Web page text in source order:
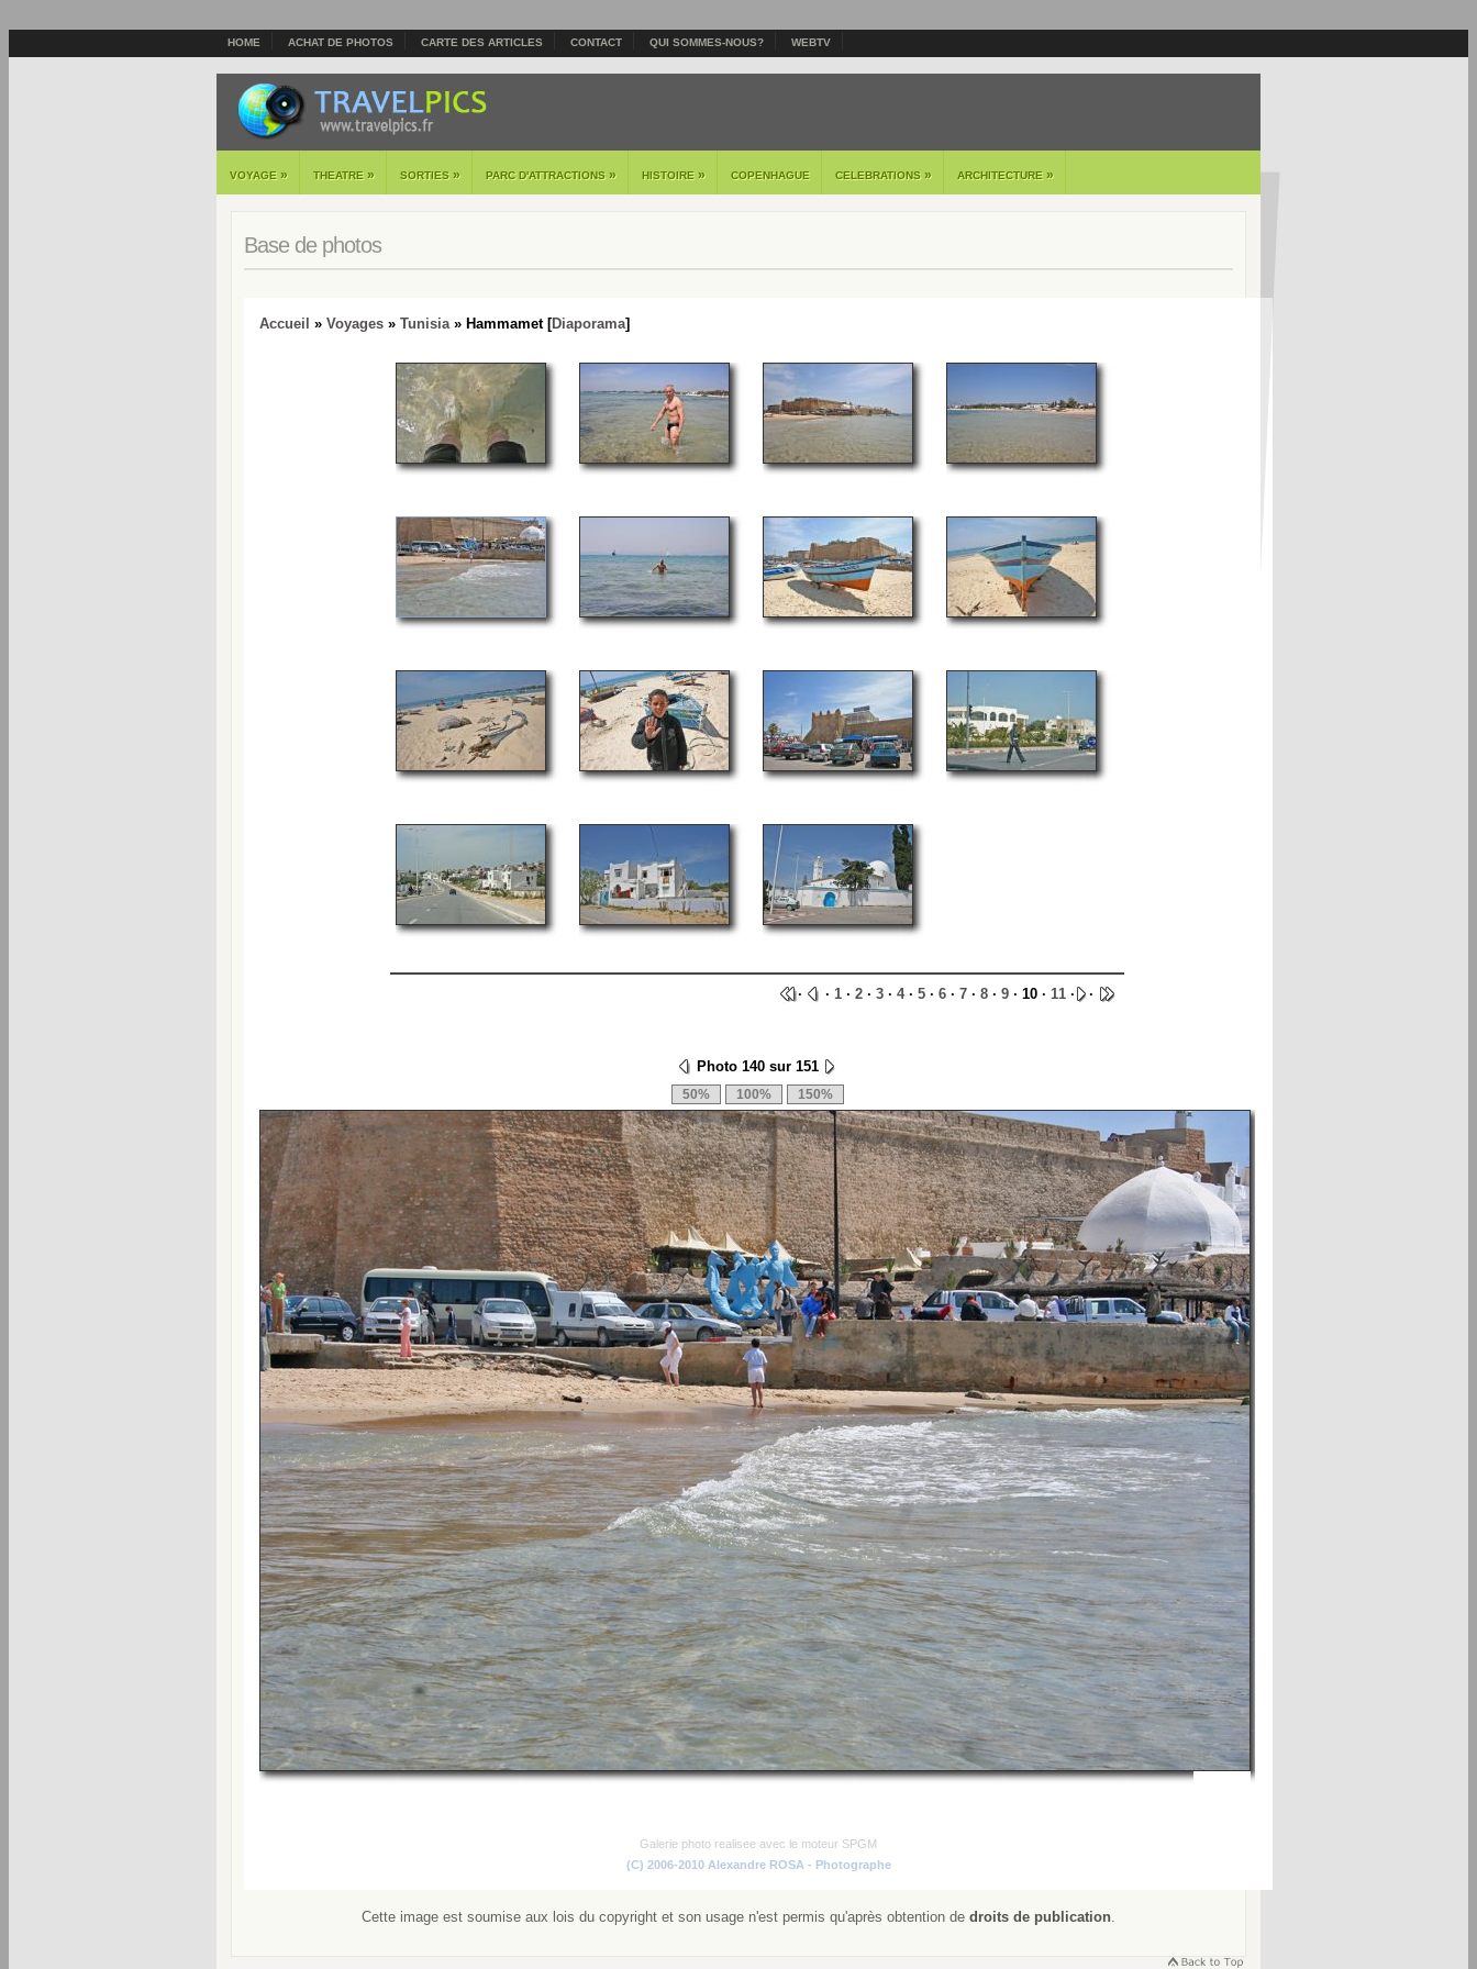
HOME ACHAT DE PHOTOS CARTE DES ARTICLES CONTACT QUI SOMMES-NOUS? WEBTV
VOYAGE » THEATRE » SORTIES » PARC D'ATTRACTIONS » HISTOIRE » COPENHAGUE CELEBRATIONS » ARCHITECTURE »
Base de photos
Accueil » Voyages » Tunisia» Hammamet [Diaporama]
· · 1 · 2 · 3 · 4· 5 · 6 · 7 · 8 · 9 · 10 · 11 · ·
Photo 140 sur 151
Galerie photo realisee avec le moteur SPGM
(C) 2006-2010 Alexandre ROSA - Photographe
Cette image est soumise aux lois du copyright et son usage n'est permis qu'après obtention de droits de publication.